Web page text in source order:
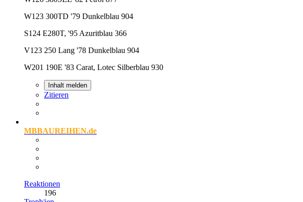
W123 300TD '79 Dunkelblau 904
S124 E280T, '95 Azuritblau 366
V123 250 Lang '78 Dunkelblau 904
W201 190E '83 Carat, Lotec Silberblau 930
Inhalt melden
Zitieren
MBBAUREIHEN.de
Reaktionen
196